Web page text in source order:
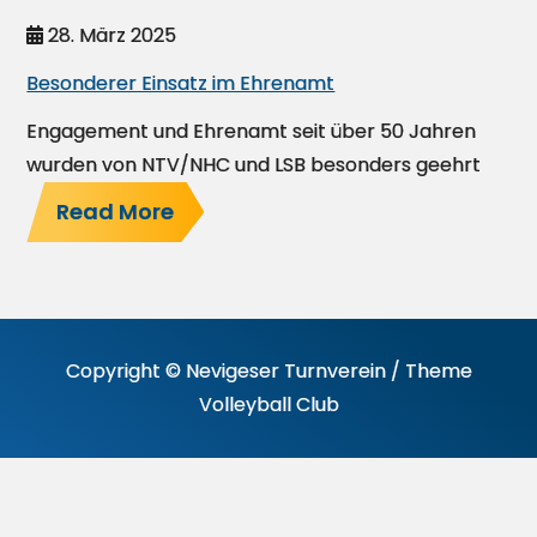
28. März 2025
Besonderer Einsatz im Ehrenamt
Engagement und Ehrenamt seit über 50 Jahren
wurden von NTV/NHC und LSB besonders geehrt
Read More
Copyright © Nevigeser Turnverein / Theme
Volleyball Club